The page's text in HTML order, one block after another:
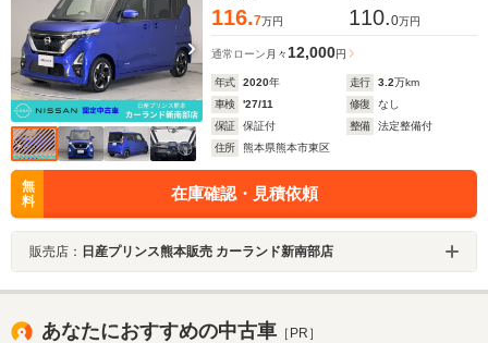
116.7万円 110.0万円
通常ローン 月々 12,000円
年式 2020年 走行 3.2万km
車検
'27/11 修復
なし
保証
保証付 整備
法定整備付
住所
熊本県熊本市東区
無
料
在庫確認・見積依頼
販売店： 日産プリンス熊本販売 カーランド新南部店
あなたにおすすめの中古車 ［PR］